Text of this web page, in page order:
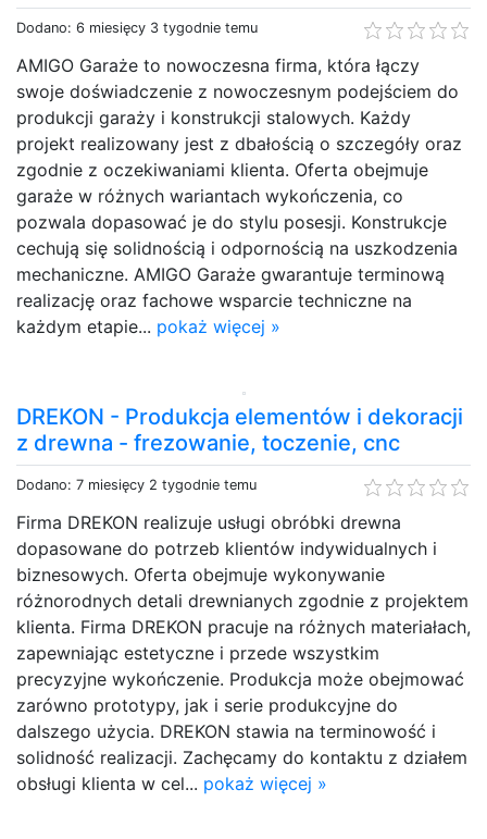
Dodano: 6 miesięcy 3 tygodnie temu
AMIGO Garaże to nowoczesna firma, która łączy
swoje doświadczenie z nowoczesnym podejściem do
produkcji garaży i konstrukcji stalowych. Każdy
projekt realizowany jest z dbałością o szczegóły oraz
zgodnie z oczekiwaniami klienta. Oferta obejmuje
garaże w różnych wariantach wykończenia, co
pozwala dopasować je do stylu posesji. Konstrukcje
cechują się solidnością i odpornością na uszkodzenia
mechaniczne. AMIGO Garaże gwarantuje terminową
realizację oraz fachowe wsparcie techniczne na
każdym etapie... pokaż więcej »
DREKON - Produkcja elementów i dekoracji
z drewna - frezowanie, toczenie, cnc
Dodano: 7 miesięcy 2 tygodnie temu
Firma DREKON realizuje usługi obróbki drewna
dopasowane do potrzeb klientów indywidualnych i
biznesowych. Oferta obejmuje wykonywanie
różnorodnych detali drewnianych zgodnie z projektem
klienta. Firma DREKON pracuje na różnych materiałach,
zapewniając estetyczne i przede wszystkim
precyzyjne wykończenie. Produkcja może obejmować
zarówno prototypy, jak i serie produkcyjne do
dalszego użycia. DREKON stawia na terminowość i
solidność realizacji. Zachęcamy do kontaktu z działem
obsługi klienta w cel... pokaż więcej »